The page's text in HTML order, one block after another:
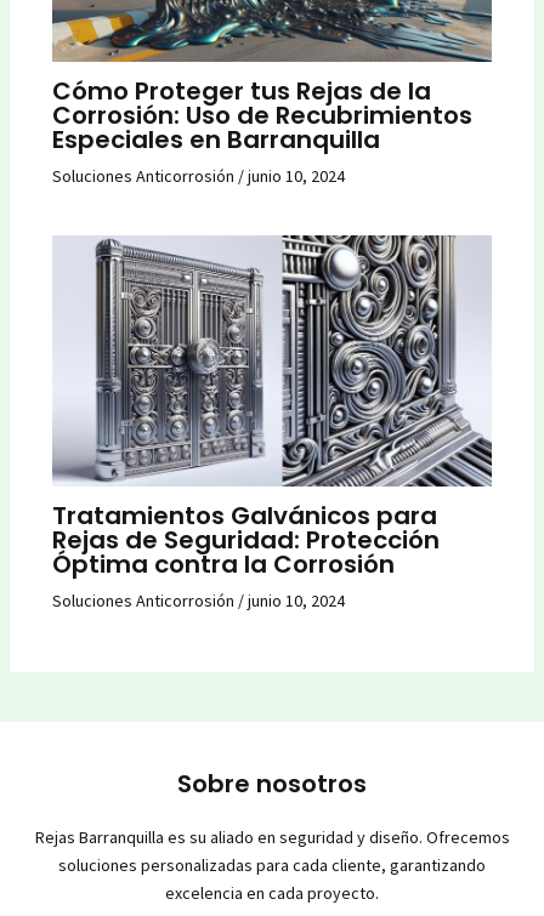
Cómo Proteger tus Rejas de la
Corrosión: Uso de Recubrimientos
Especiales en Barranquilla
Soluciones Anticorrosión /junio 10, 2024
Tratamientos Galvánicos para
Rejas de Seguridad: Protección
Óptima contra la Corrosión
Soluciones Anticorrosión /junio 10, 2024
Sobre nosotros
Rejas Barranquilla es su aliado en seguridad y diseño. Ofrecemos
soluciones personalizadas para cada cliente, garantizando
excelencia en cada proyecto.